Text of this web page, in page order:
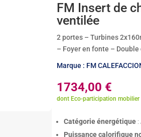
FM Insert de
ventilée
2 portes – Turbines
– Foyer en fonte –
Marque : FM
1734,00 €
dont Eco-participation mobilier
Catégorie énergétique :
Puissance calorifique